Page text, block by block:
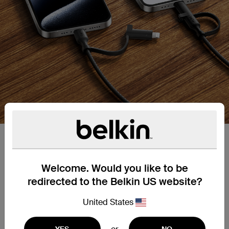
Welcome. Would you like to be
redirected to the Belkin US website?
United States
Conectores intercambiables:
batería de cualquier dispositivo provisto de un
puerto Lightning o USB-C. Usa uno de los
anterior, y el otro para cargar un iPhone 16, un iPad